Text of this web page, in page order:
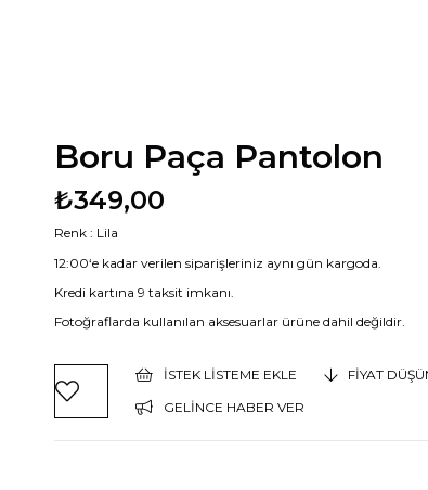
Boru Paça Pantolon
₺349,00
Renk : Lila
12:00‘e kadar verilen siparişleriniz aynı gün kargoda.
Kredi kartına 9 taksit imkanı.
Fotoğraflarda kullanılan aksesuarlar ürüne dahil değildir.
İSTEK LISTEME EKLE
FIYAT
GELINCE HABER VER